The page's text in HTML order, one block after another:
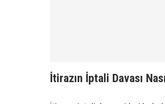
İtirazın İptali Davası